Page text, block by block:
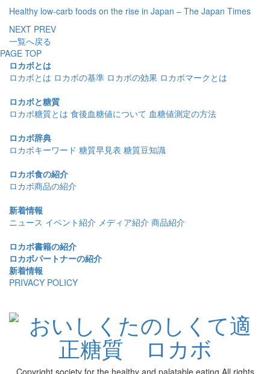
Healthy low-carb foods on the rise in Japan – The Japan Times
NEXT PREV
一覧へ戻る
PAGE TOP
ロカボとは
ロカボとは ロカボの基準 ロカボの効果 ロカボマークとは
ロカボと糖質
ロカボ糖質とは 食後血糖値について 血糖値測定の方法
ロカボ辞典
ロカボキーワード 糖質早見表 糖質豆知識
ロカボ食の紹介
ロカボ商品の紹介
新着情報
ニュース イベント紹介 メディア紹介 商品紹介
ロカボ書籍の紹介
ロカボパートナーの紹介
新着情報
PRIVACY POLICY